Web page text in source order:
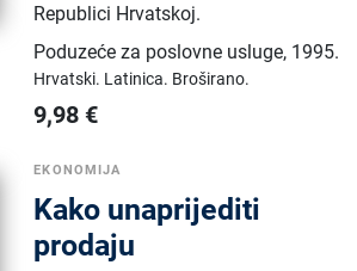
Republici Hrvatskoj.
Poduzeće za poslovne usluge, 1995.
Hrvatski. Latinica. Broširano.
9,98 €
EKONOMIJA
Kako unaprijediti
prodaju